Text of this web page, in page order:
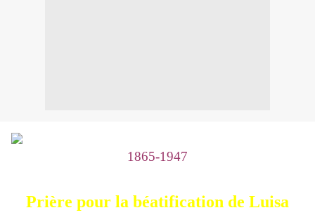
1865-1947
Prière pour la béatification de Luisa